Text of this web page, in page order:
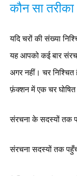
कौन सा
यदि चरों की संख्या
यह आपको कई बार
अगर नहीं। चर
फ़ंक्शन में एक चर
संरचना के सदस्यों तक
संरचना सदस्यों तक